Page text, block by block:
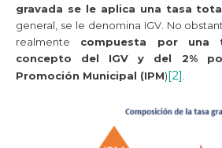
gravada se le aplica una tasa
general, se le denomina IGV. No
realmente compuesta por una
concepto del IGV y del 2%
Promoción Municipal (IPM)[2]